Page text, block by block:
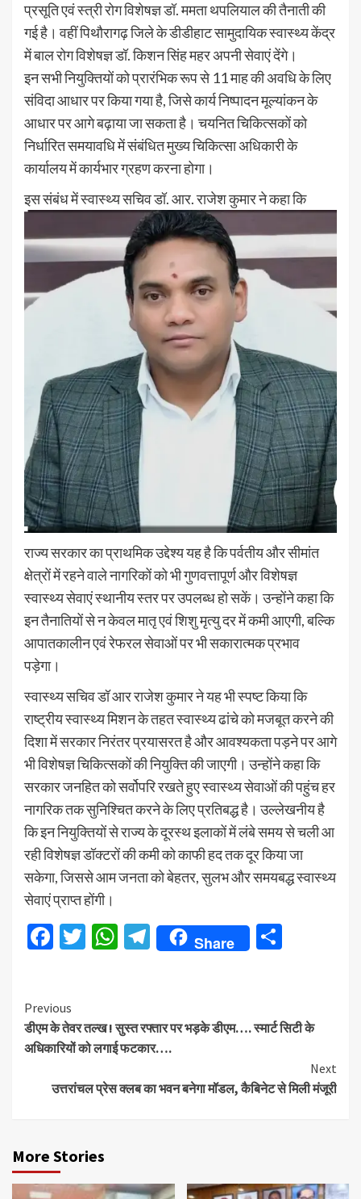
प्रसूति एवं स्त्री रोग विशेषज्ञ डॉ. ममता थपलियाल की तैनाती की
गई है। वहीं पिथौरागढ़ जिले के डीडीहाट सामुदायिक स्वास्थ्य केंद्र
में बाल रोग विशेषज्ञ डॉ. किशन सिंह महर अपनी सेवाएं देंगे।
इन सभी नियुक्तियों को प्रारंभिक रूप से 11 माह की अवधि के लिए
संविदा आधार पर किया गया है, जिसे कार्य निष्पादन मूल्यांकन के
आधार पर आगे बढ़ाया जा सकता है। चयनित चिकित्सकों को
निर्धारित समयावधि में संबंधित मुख्य चिकित्सा अधिकारी के
कार्यालय में कार्यभार ग्रहण करना होगा।
इस संबंध में स्वास्थ्य सचिव डॉ. आर. राजेश कुमार ने कहा कि
राज्य सरकार का प्राथमिक उद्देश्य यह है कि पर्वतीय और सीमांत
क्षेत्रों में रहने वाले नागरिकों को भी गुणवत्तापूर्ण और विशेषज्ञ
स्वास्थ्य सेवाएं स्थानीय स्तर पर उपलब्ध हो सकें। उन्होंने कहा कि
इन तैनातियों से न केवल मातृ एवं शिशु मृत्यु दर में कमी आएगी, बल्कि
आपातकालीन एवं रेफरल सेवाओं पर भी सकारात्मक प्रभाव
पड़ेगा।
स्वास्थ्य सचिव डॉ आर राजेश कुमार ने यह भी स्पष्ट किया कि
राष्ट्रीय स्वास्थ्य मिशन के तहत स्वास्थ्य ढांचे को मजबूत करने की
दिशा में सरकार निरंतर प्रयासरत है और आवश्यकता पड़ने पर आगे
भी विशेषज्ञ चिकित्सकों की नियुक्ति की जाएगी। उन्होंने कहा कि
सरकार जनहित को सर्वोपरि रखते हुए स्वास्थ्य सेवाओं की पहुंच हर
नागरिक तक सुनिश्चित करने के लिए प्रतिबद्ध है। उल्लेखनीय है
कि इन नियुक्तियों से राज्य के दूरस्थ इलाकों में लंबे समय से चली आ
रही विशेषज्ञ डॉक्टरों की कमी को काफी हद तक दूर किया जा
सकेगा, जिससे आम जनता को बेहतर, सुलभ और समयबद्ध स्वास्थ्य
सेवाएं प्राप्त होंगी।
Facebook
Twitter
WhatsApp
Telegram
Share
Continue
Reading
Previous
डीएम के तेवर तल्ख ! सुस्त रफ्तार पर भड़के डीएम…. स्मार्ट सिटी के
अधिकारियों को लगाई फटकार….
Next
उत्तरांचल प्रेस क्लब का भवन बनेगा मॉडल, कैबिनेट से मिली मंजूरी
More Stories